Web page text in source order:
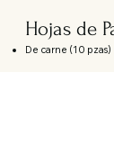
Hojas de
De carne (10 pzas)